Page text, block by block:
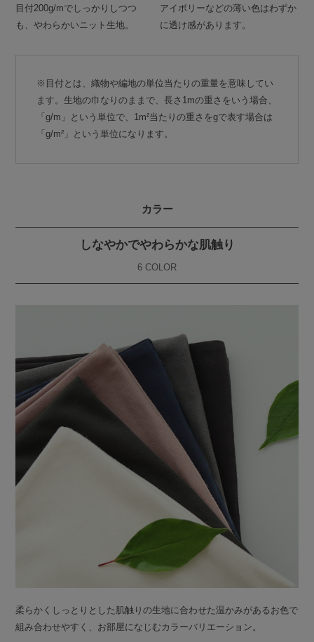
目付200g/mでしっかりしつつ
も、やわらかいニット生地。
アイボリーなどの薄い色はわずか
に透け感があります。
※目付とは、織物や編地の単位当たりの重量を意味してい
ます。生地の巾なりのままで、長さ1mの重さをいう場合、
「g/m」という単位で、1m²当たりの重さをgで表す場合は
「g/m²」という単位になります。
カラー
しなやかでやわらかな肌触り
6 COLOR
柔らかくしっとりとした肌触りの生地に合わせた温かみがあるお色で
組み合わせやすく、お部屋になじむカラーバリエーション。